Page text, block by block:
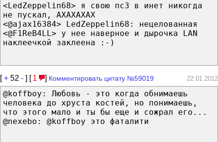
<LedZeppelin68> я свою пс3 в инет никогда
не пускал, АХАХАХАХ
<@ajax16384> LedZeppelin68: нецелованная
<@F1ReB4LL> у нее наверное и дырочка LAN
наклеечкой заклеена :-)
[+ 52 - ] [ 1 ] Комментировать цитату №59019 22.01.2012
@koffboy: Любовь - это когда обнимаешь
человека до хруста костей, но понимаешь,
что этого мало и ты бы еще и сожрал его...
@nexebo: @koffboy это фаталити